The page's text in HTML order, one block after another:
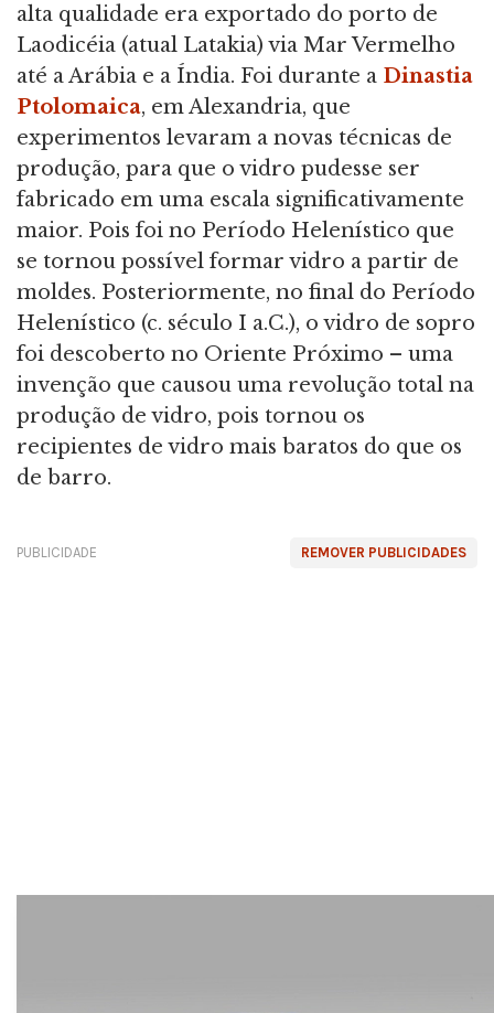
alta qualidade era exportado do porto de
Laodicéia (atual Latakia) via Mar Vermelho
até a Arábia e a Índia. Foi durante a Dinastia
Ptolomaica, em Alexandria, que
experimentos levaram a novas técnicas de
produção, para que o vidro pudesse ser
fabricado em uma escala significativamente
maior. Pois foi no Período Helenístico que
se tornou possível formar vidro a partir de
moldes. Posteriormente, no final do Período
Helenístico (c. século I a.C.), o vidro de sopro
foi descoberto no Oriente Próximo – uma
invenção que causou uma revolução total na
produção de vidro, pois tornou os
recipientes de vidro mais baratos do que os
de barro.
REMOVER PUBLICIDADES
PUBLICIDADE